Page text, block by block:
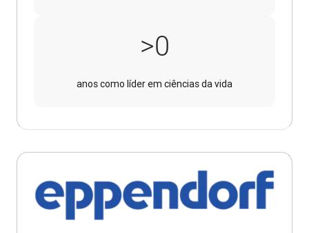
>0>80
anos como líder em ciências da vida